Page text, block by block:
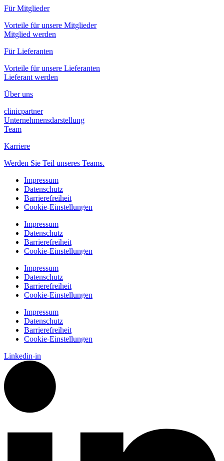
Für Mitglieder
Vorteile für unsere Mitglieder
Mitglied werden
Für Lieferanten
Vorteile für unsere Lieferanten
Lieferant werden
Über uns
clinicpartner
Unternehmensdarstellung
Team
Karriere
Werden Sie Teil unseres Teams.
Impressum
Datenschutz
Barrierefreiheit
Cookie-Einstellungen
Impressum
Datenschutz
Barrierefreiheit
Cookie-Einstellungen
Impressum
Datenschutz
Barrierefreiheit
Cookie-Einstellungen
Impressum
Datenschutz
Barrierefreiheit
Cookie-Einstellungen
Linkedin-in